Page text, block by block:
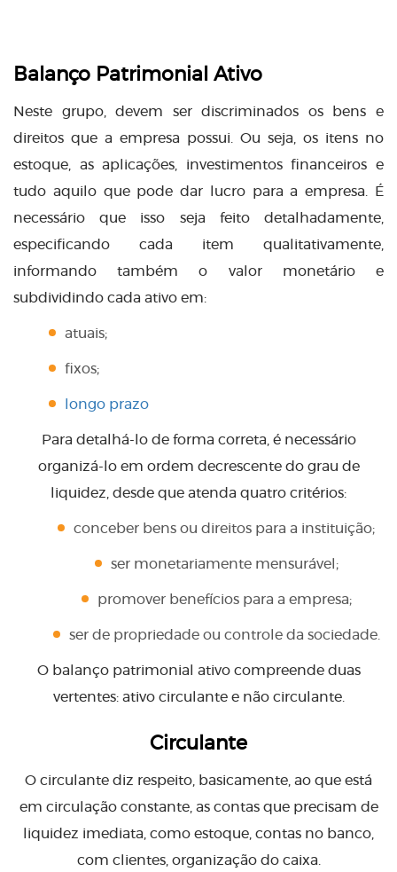
Balanço Patrimonial Ativo
Neste grupo, devem ser discriminados os bens e
direitos que a empresa possui. Ou seja, os itens no
estoque, as aplicações, investimentos financeiros e
tudo aquilo que pode dar lucro para a empresa. É
necessário que isso seja feito detalhadamente,
especificando cada item qualitativamente,
informando também o valor monetário e
subdividindo cada ativo em:
atuais;
fixos;
longo prazo
Para detalhá-lo de forma correta, é necessário
organizá-lo em ordem decrescente do grau de
liquidez, desde que atenda quatro critérios:
conceber bens ou direitos para a instituição;
ser monetariamente mensurável;
promover benefícios para a empresa;
ser de propriedade ou controle da sociedade.
O balanço patrimonial ativo compreende duas
vertentes: ativo circulante e não circulante.
Circulante
O circulante diz respeito, basicamente, ao que está
em circulação constante, as contas que precisam de
liquidez imediata, como estoque, contas no banco,
com clientes, organização do caixa.